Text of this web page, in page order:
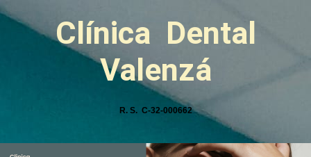
Clínica Dental
Valenzá
R. S. C-32-000662